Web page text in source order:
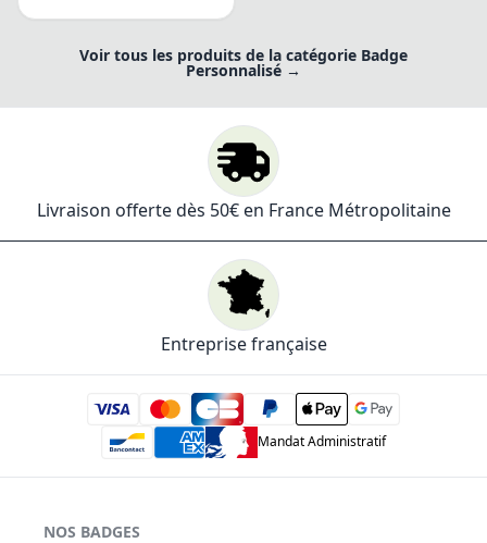
Voir tous les produits de la catégorie Badge
Personnalisé →
Livraison offerte dès 50€ en France Métropolitaine
Entreprise française
Mandat Administratif
NOS BADGES